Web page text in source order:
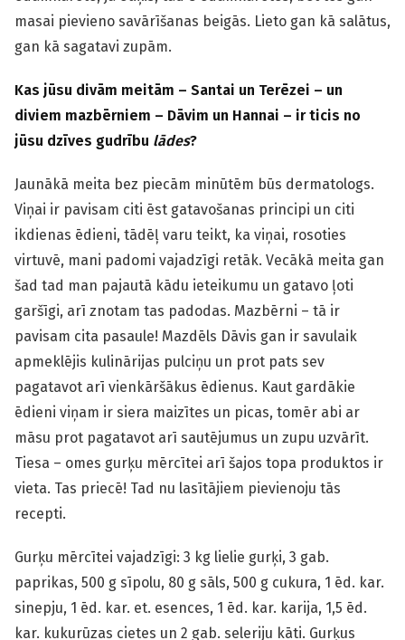
masai pievieno savārīšanas beigās. Lieto gan kā salātus,
gan kā sagatavi zupām.
Kas jūsu divām meitām – Santai un Terēzei – un
diviem mazbērniem – Dāvim un Hannai – ir ticis no
jūsu dzīves gudrību lādes?
Jaunākā meita bez piecām minūtēm būs dermatologs.
Viņai ir pavisam citi ēst gatavošanas principi un citi
ikdienas ēdieni, tādēļ varu teikt, ka viņai, rosoties
virtuvē, mani padomi vajadzīgi retāk. Vecākā meita gan
šad tad man pajautā kādu ieteikumu un gatavo ļoti
garšīgi, arī znotam tas padodas. Mazbērni – tā ir
pavisam cita pasaule! Mazdēls Dāvis gan ir savulaik
apmeklējis kulinārijas pulciņu un prot pats sev
pagatavot arī vienkāršākus ēdienus. Kaut gardākie
ēdieni viņam ir siera maizītes un picas, tomēr abi ar
māsu prot pagatavot arī sautējumus un zupu uzvārīt.
Tiesa – omes gurķu mērcītei arī šajos topa produktos ir
vieta. Tas priecē! Tad nu lasītājiem pievienoju tās
recepti.
Gurķu mērcītei vajadzīgi: 3 kg lielie gurķi, 3 gab.
paprikas, 500 g sīpolu, 80 g sāls, 500 g cukura, 1 ēd. kar.
sinepju, 1 ēd. kar. et. esences, 1 ēd. kar. karija, 1,5 ēd.
kar. kukurūzas cietes un 2 gab. seleriju kāti. Gurķus